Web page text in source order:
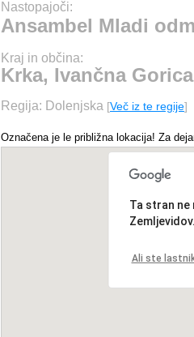
Nastopajoči:
Ansambel Mladi
Kraj in občina:
Krka, Ivančna Gorica
Regija: Dolenjska [Več iz te regije]
Označena je le približna lokacija! Za
Ta stran ne
Zemljevidov.
Ali ste